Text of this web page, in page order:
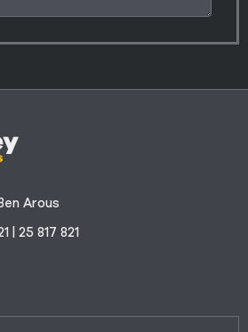
Arous
| 25 817 821